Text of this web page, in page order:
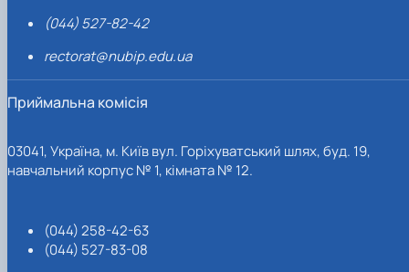
(044) 527-82-42
rectorat@nubip.edu.ua
Приймальна комісія
03041, Україна, м. Київ вул. Горіхуватський шлях, буд. 19,
навчальний корпус № 1, кімната № 12.
(044) 258-42-63
(044) 527-83-08